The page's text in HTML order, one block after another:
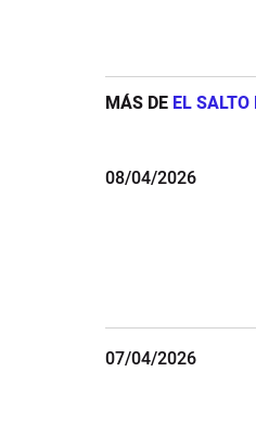
MÁS DE EL
08/04/2026
07/04/2026